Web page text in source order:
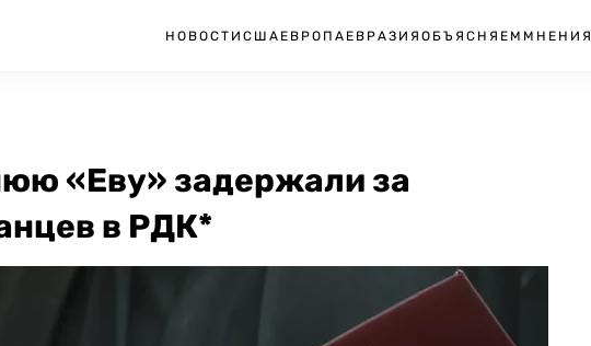
НОВОСТИ США ЕВРОПА ЕВРАЗИЯ ОБЪЯСНЯЕМ МНЕНИЯ
«Еву» задержали за
в РДК*